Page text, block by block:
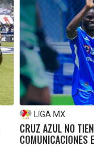
LIGA MX
CRUZ AZUL NO
COMUNICACIONES